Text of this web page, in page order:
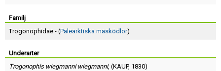
Familj
Trogonophidae - (Palearktiska masködlor)
Underarter
Trogonophis wiegmanni wiegmanni, (KAUP, 1830)
Terms of Service
Skapa konto